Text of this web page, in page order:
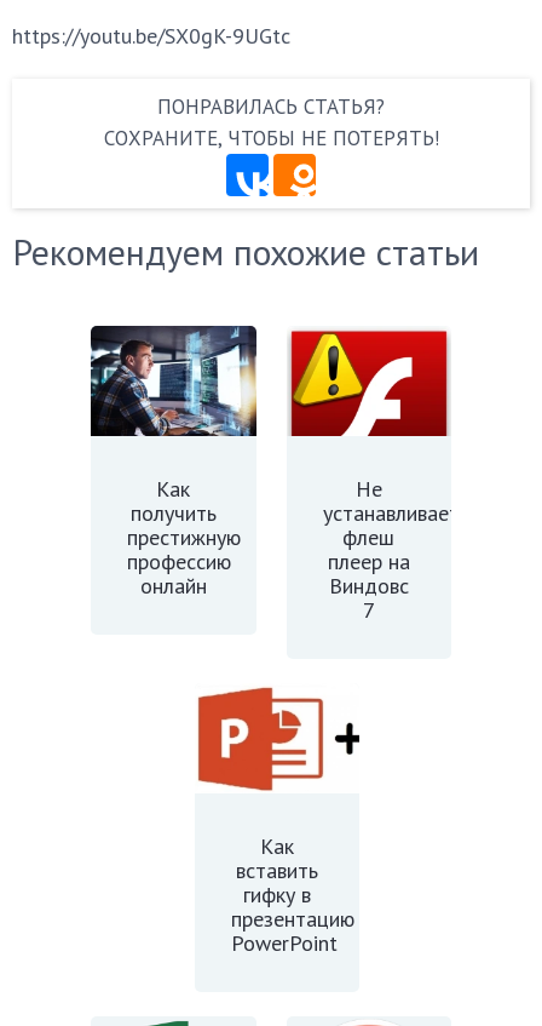
https://youtu.be/SX0gK-9UGtc
ПОНРАВИЛАСЬ СТАТЬЯ?
СОХРАНИТЕ, ЧТОБЫ НЕ ПОТЕРЯТЬ!
Рекомендуем похожие статьи
Как
получить
престижную
профессию
онлайн
Не
устанавливается
флеш
плеер на
Виндовс
7
Как
вставить
гифку в
презентацию
PowerPoint